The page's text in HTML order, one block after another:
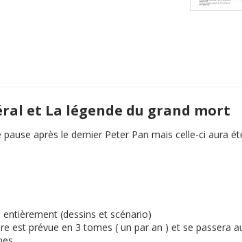
et La légende du grand mort
après le dernier Peter Pan mais celle-ci
(dessins et scénario)
est prévue en 3 tomes ( un par an ) et se